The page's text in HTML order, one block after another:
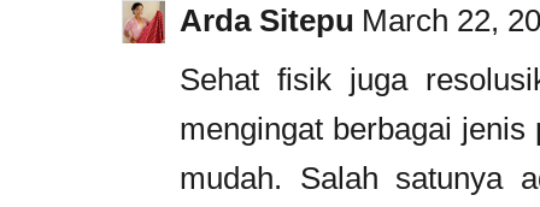
Arda Sitepu March 22,
Sehat fisik juga
mengingat berbagai
mudah. Salah satunya